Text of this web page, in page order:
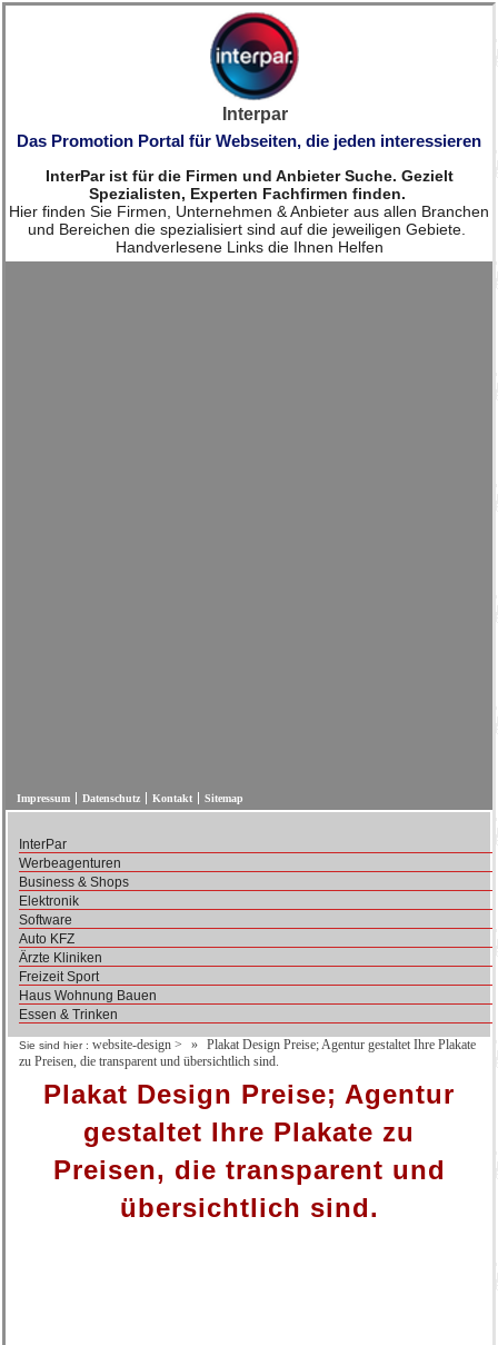
Interpar
Das Promotion Portal für Webseiten, die jeden interessieren
InterPar ist für die Firmen und Anbieter Suche. Gezielt
Spezialisten, Experten Fachfirmen finden.
Hier finden Sie Firmen, Unternehmen & Anbieter aus allen Branchen
und Bereichen die spezialisiert sind auf die jeweiligen Gebiete.
Handverlesene Links die Ihnen Helfen
Impressum Datenschutz Kontakt Sitemap
InterPar
Werbeagenturen
Business & Shops
Elektronik
Software
Auto KFZ
Ärzte Kliniken
Freizeit Sport
Haus Wohnung Bauen
Essen & Trinken
Sie sind hier : website-design >
Plakat Design Preise; Agentur gestaltet Ihre Plakate
zu Preisen, die transparent und übersichtlich sind.
Plakat Design Preise; Agentur
gestaltet Ihre Plakate zu
Preisen, die transparent und
übersichtlich sind.